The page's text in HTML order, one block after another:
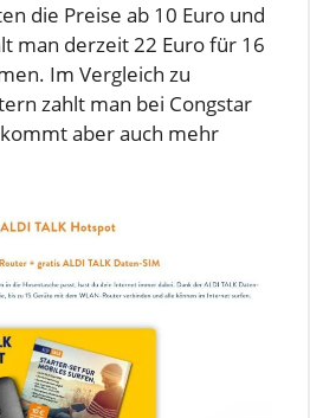
die Preise ab 10 Euro und
man derzeit 22 Euro für 16
Im Vergleich zu
zahlt man bei Congstar
aber auch mehr